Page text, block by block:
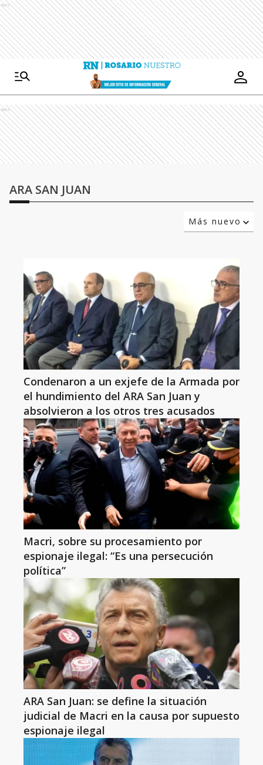
Ads
Ads
ARA SAN JUAN
Más nuevo
Condenaron a un exjefe de la Armada por
el hundimiento del ARA San Juan y
absolvieron a los otros tres acusados
Macri, sobre su procesamiento por
espionaje ilegal: “Es una persecución
política”
ARA San Juan: se define la situación
judicial de Macri en la causa por supuesto
espionaje ilegal